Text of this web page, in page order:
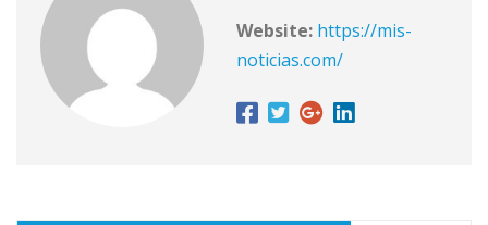
Website: https://mis-
noticias.com/